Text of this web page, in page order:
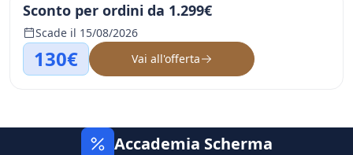
Sconto per ordini da 1.299€
Scade il 15/08/2026
130€ Vai all'offerta
Accademia Scherma